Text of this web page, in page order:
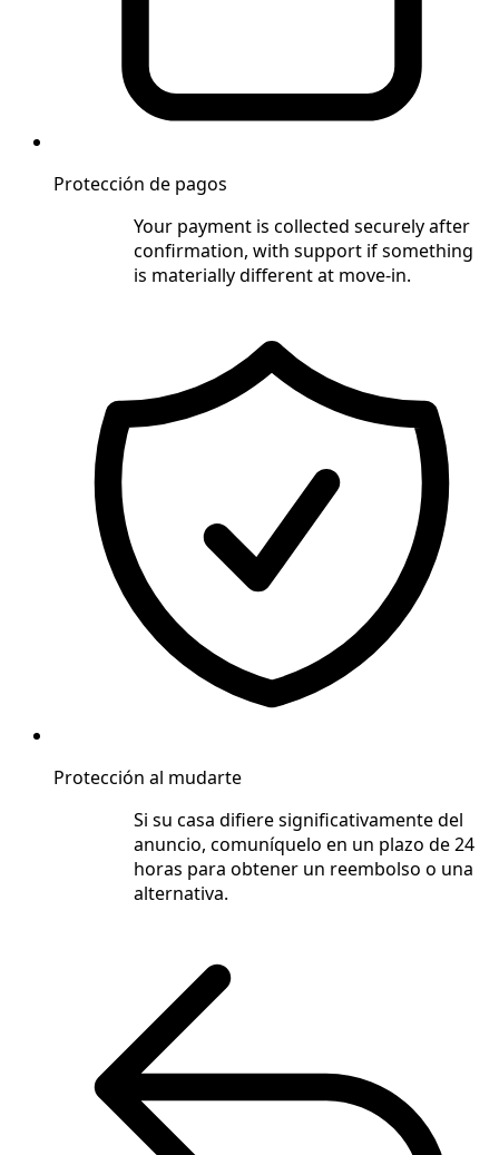
Protección de pagos
Your payment is collected securely after
confirmation, with support if something
is materially different at move-in.
Protección al mudarte
Si su casa difiere significativamente del
anuncio, comuníquelo en un plazo de 24
horas para obtener un reembolso o una
alternativa.